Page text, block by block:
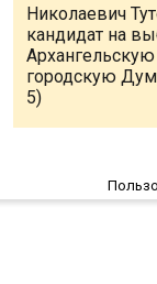
Николаевич
кандидат на
Архангельскую
городскую
5)